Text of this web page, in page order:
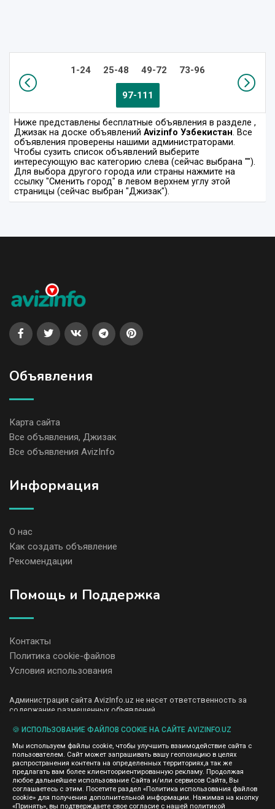
1-24 25-48 49-72 73-96
97-111
Ниже представлены бесплатные объявления в разделе ,
Джизак на доске объявлений Avizinfo Узбекистан. Все
объявления проверены нашими администраторами.
Чтобы сузить список объявлений выберите
интересующую вас категорию слева (сейчас выбрана "").
Для выбора другого города или страны нажмите на
ссылку "Сменить город" в левом верхнем углу этой
страницы (сейчас выбран "Джизак").
Объявления
Карта сайта
Все объявления, Джизак
Все объявления AvizInfo
Информация
О нас
Как создать объявление
Рекомендации
Помощь и Поддержка
Контакты
Политика cookie-файлов
Условия использования
Администрация сайта AvizInfo.uz не несет ответственность за
содержание размещенных объявлений.
передаем и не продаем личную информацию зарегистрированных
правила конфиденциальности сайтов на которые ссылается
AvizInfo.uz. На некоторых страницах нашего сайта представлена
реклама Google Adsense Advertising Network. Чтобы узнать
подробней о правилах конфиденциальности Google нажмите тут
🍪 ИСПОЛЬЗОВАНИЕ ФАЙЛОВ COOKIE НА САЙТЕ AVIZINFO.UZ
Мы используем файлы cookie, чтобы улучшить взаимодействие сайта с
пользователем. Сайт может запрашивать вашу геопозицию в целях
распространения контента на определенных территориях,а так же
предлагать вам более клиентоориентированную рекламу. Продолжая
любое дальнейшее использование Сайта и/или сервисов Сайта, Вы
соглашаетесь с этим. Посетите раздел «Политика использования файлов
cookie» для получения дополнительной информации. Нажимая на кнопку
«Принять», вы подтверждаете свое согласие с нашей политикой